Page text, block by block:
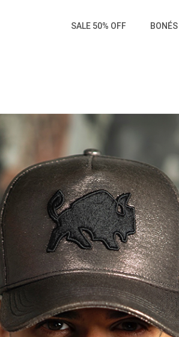
SALE 50% OFF BONÉS